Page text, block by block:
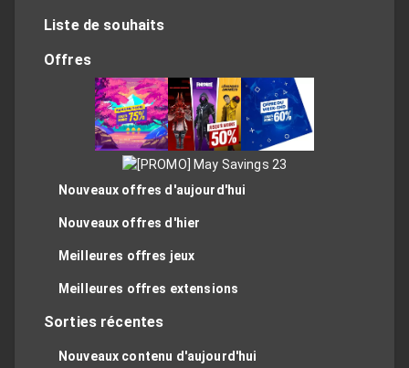
Liste de souhaits
Offres
Nouveaux offres d'aujourd'hui
Nouveaux offres d'hier
Meilleures offres jeux
Meilleures offres extensions
Sorties récentes
Nouveaux contenu d'aujourd'hui